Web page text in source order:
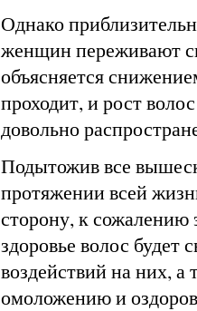
Однако
женщин переживают
объясняется
проходит, и рост
довольно
Подытожив все
протяжении всей
сторону, к сожалению
здоровье волос
воздействий на них,
омоложению и